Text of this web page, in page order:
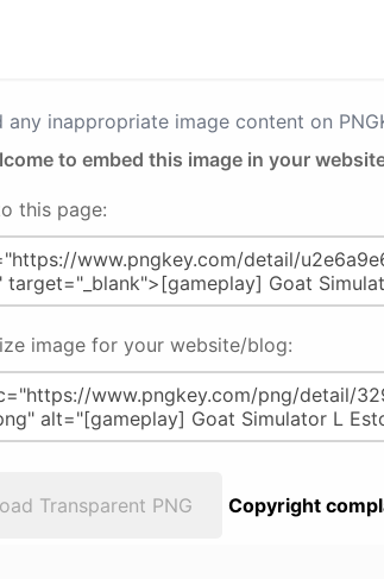
any inappropriate image content on
to embed this image in your
this page:
image for your website/blog:
Transparent PNG Copyright